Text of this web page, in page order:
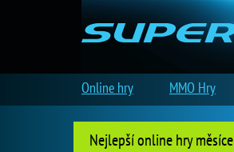
Nejlepší online hry měsíce
Online hry MMO Hry